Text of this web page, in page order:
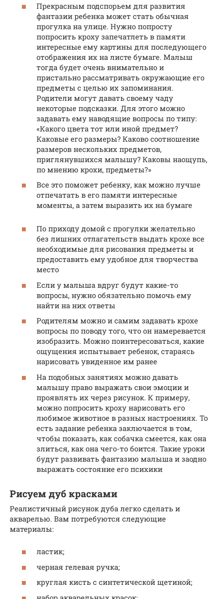
Прекрасным подспорьем для развития
фантазии ребенка может стать обычная
прогулка на улице. Нужно попросту
попросить кроху запечатлеть в памяти
интересные ему картины для последующего
отображения их на листе бумаге. Малыш
тогда будет очень внимательно и
пристально рассматривать окружающие его
предметы с целью их запоминания.
Родители могут давать своему чаду
некоторые подсказки. Для этого можно
задавать ему наводящие вопросы по типу:
«Какого цвета тот или иной предмет?
Каковые его размеры? Каково соотношение
размеров нескольких предметов,
приглянувшихся малышу? Каковы наощупь,
по мнению крохи, предметы?»
Все это поможет ребенку, как можно лучше
отпечатать в его памяти интересные
моменты, а затем выразить их на бумаге
По приходу домой с прогулки желательно
без лишних отлагательств выдать крохе все
необходимые для рисования предметы и
предоставить ему удобное для творчества
место
Если у малыша вдруг будут какие-то
вопросы, нужно обязательно помочь ему
найти на них ответы
Родителям можно и самим задавать крохе
вопросы по поводу того, что он намеревается
изобразить. Можно поинтересоваться, какие
ощущения испытывает ребенок, стараясь
нарисовать увиденное им ранее
На подобных занятиях можно давать
малышу право выражать свои эмоции и
проявлять их через рисунок. К примеру,
можно попросить кроху нарисовать его
любимое животное в разных настроениях. То
есть задание ребенка заключается в том,
чтобы показать, как собачка смеется, как она
злиться, как она чего-то боится. Такие уроки
будут развивать фантазию малыша и заодно
выражать состояние его психики
Рисуем дуб красками
Реалистичный рисунок дуба легко сделать и
акварелью. Вам потребуются следующие
материалы:
ластик;
черная гелевая ручка;
круглая кисть с синтетической щетиной;